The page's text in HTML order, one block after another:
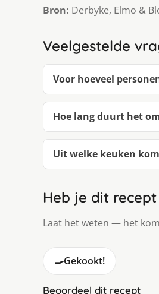
Bron: Derbyke, Elmo &
Veelgestelde
Voor hoeveel
Hoe lang duurt het
Uit welke keuken
Heb je dit
Laat het weten — het
🍳Gekookt!
Beoordeel dit recept